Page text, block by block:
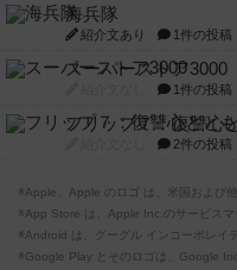
海兵隊
紹介文あり 1件の投稿
スーパーストア3000
1件の投稿
フリップ７：復讐心
2件の投稿
※Apple、Apple のロゴ は、米国および
※App Store は、Apple Inc.のサービスマ
※Android は、グーグル インコーポレイ
※Google Play とそのロゴは、Google